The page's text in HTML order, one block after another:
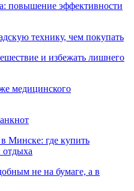
повышение эффективности
технику, чем покупать
и избежать лишнего
медицинского
Минске: где купить
не на бумаге, а в